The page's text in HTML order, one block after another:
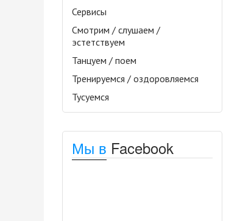
Сервисы
Смотрим / слушаем /
эстетствуем
Танцуем / поем
Тренируемся / оздоровляемся
Тусуемся
Мы в Facebook